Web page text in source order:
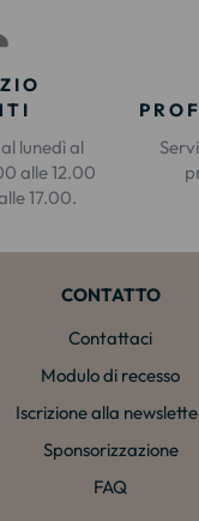
lunedì al
alle 12.00
17.00.
CONTATTO
Contattaci
Modulo di recesso
Iscrizione alla
Sponsorizzazione
FAQ